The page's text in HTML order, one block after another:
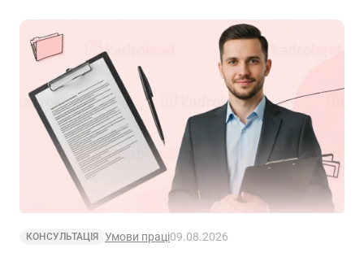
КОНСУЛЬТАЦІЯ Умови праці09.08.2026